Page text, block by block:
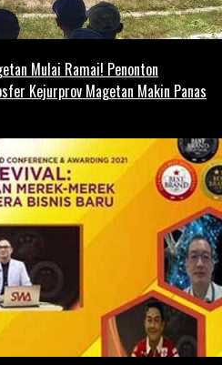
Mulai Ramai! Penonton
Kejurprov Magetan Makin Panas